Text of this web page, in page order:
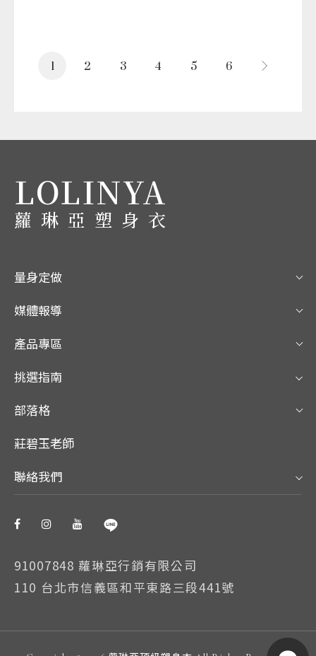
1 2 3 4 5 6
LOLINYA
蘿琳亞塑身衣
量身定做
媒體報導
產品專區
挑選指南
部落格
莊碧玉老師
聯絡我們
91007848 蘿琳亞行銷有限公司
110 台北市信義區和平東路三段441號